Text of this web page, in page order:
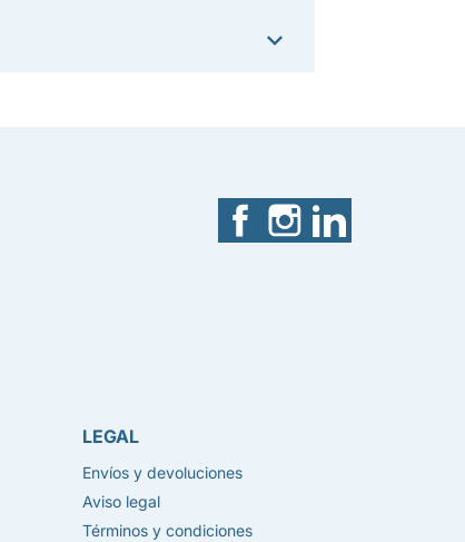
FacebookInstagram
LEGAL
Envíos y devoluciones
Aviso legal
Términos y condiciones